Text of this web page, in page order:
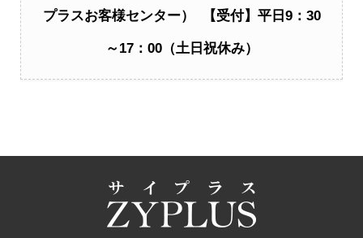
プラスお客様センター） 【受付】平日9：30
～17：00（土日祝休み）